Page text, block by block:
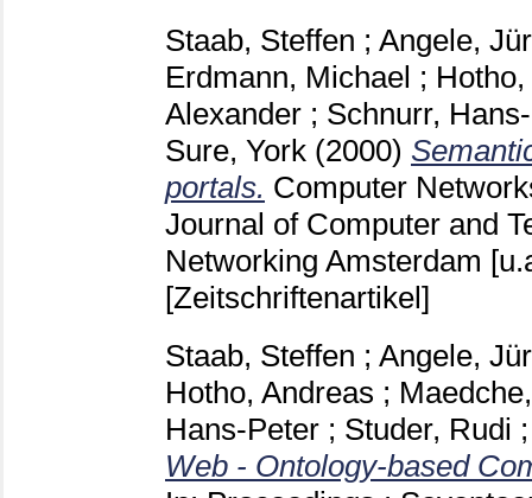
Staab, Steffen ; Angele,
Erdmann, Michael ;
Alexander ; Schnurr,
Sure, York (2000)
portals. Computer
Journal of Computer and
Networking Amsterdam
[Zeitschriftenartikel]
Staab, Steffen ; Angele,
Hotho, Andreas ;
Hans-Peter ; Studer, Rudi
Web - Ontology-based